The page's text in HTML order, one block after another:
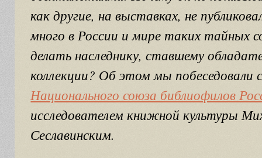
как другие, на выставках, не
много в России и мире таких тайных
делать наследнику, ставшему
коллекции? Об этом мы побеседовали
Национального союза библиофилов
исследователем книжной культуры
Сеславинским.